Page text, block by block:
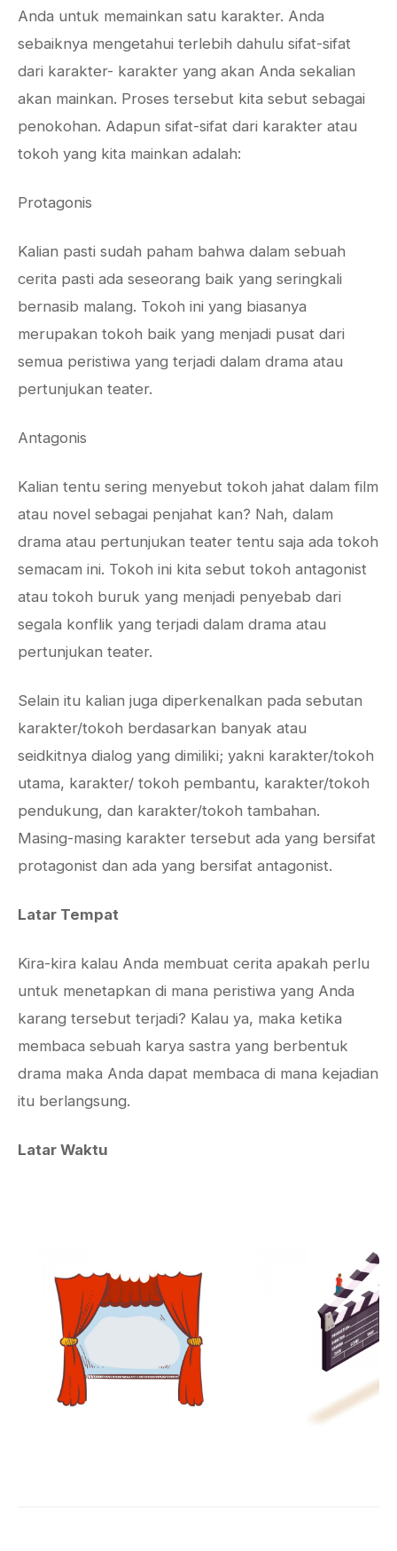
Anda untuk memainkan satu karakter. Anda
sebaiknya mengetahui terlebih dahulu sifat-sifat
dari karakter- karakter yang akan Anda sekalian
akan mainkan. Proses tersebut kita sebut sebagai
penokohan. Adapun sifat-sifat dari karakter atau
tokoh yang kita mainkan adalah:
Protagonis
Kalian pasti sudah paham bahwa dalam sebuah
cerita pasti ada seseorang baik yang seringkali
bernasib malang. Tokoh ini yang biasanya
merupakan tokoh baik yang menjadi pusat dari
semua peristiwa yang terjadi dalam drama atau
pertunjukan teater.
Antagonis
Kalian tentu sering menyebut tokoh jahat dalam film
atau novel sebagai penjahat kan? Nah, dalam
drama atau pertunjukan teater tentu saja ada tokoh
semacam ini. Tokoh ini kita sebut tokoh antagonist
atau tokoh buruk yang menjadi penyebab dari
segala konflik yang terjadi dalam drama atau
pertunjukan teater.
Selain itu kalian juga diperkenalkan pada sebutan
karakter/tokoh berdasarkan banyak atau
seidkitnya dialog yang dimiliki; yakni karakter/tokoh
utama, karakter/ tokoh pembantu, karakter/tokoh
pendukung, dan karakter/tokoh tambahan.
Masing-masing karakter tersebut ada yang bersifat
protagonist dan ada yang bersifat antagonist.
Latar Tempat
Kira-kira kalau Anda membuat cerita apakah perlu
untuk menetapkan di mana peristiwa yang Anda
karang tersebut terjadi? Kalau ya, maka ketika
membaca sebuah karya sastra yang berbentuk
drama maka Anda dapat membaca di mana kejadian
itu berlangsung.
Latar Waktu